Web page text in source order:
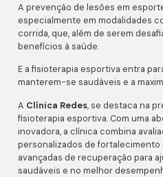
A prevenção de lesões em
especialmente em modalidades
corrida, que, além de serem
benefícios à saúde.
E a fisioterapia esportiva entra
manterem-se saudáveis e a
A Clínica Redes, se destaca na
fisioterapia esportiva. Com uma
inovadora, a clínica combina
personalizados de fortalecimento
avançadas de recuperação para
saudáveis e no melhor